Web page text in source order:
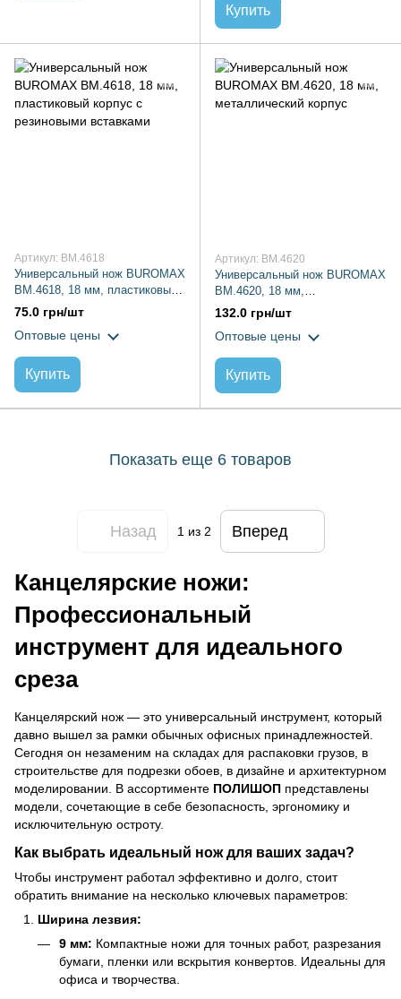
Купить
Артикул: BM.4618
Универсальный нож BUROMAX
BM.4618, 18 мм, пластиковый
корпус с резиновыми
вставками
75.0 грн/шт
Оптовые цены
Купить
Артикул: BM.4620
Универсальный нож BUROMAX
BM.4620, 18 мм,
металлический корпус
132.0 грн/шт
Оптовые цены
Купить
Показать еще 6 товаров
Назад 1из 2 Вперед
Канцелярские ножи:
Профессиональный
инструмент для идеального
среза
Канцелярский нож — это универсальный инструмент, который
давно вышел за рамки обычных офисных принадлежностей.
Сегодня он незаменим на складах для распаковки грузов, в
строительстве для подрезки обоев, в дизайне и архитектурном
моделировании. В ассортименте ПОЛИШОП представлены
модели, сочетающие в себе безопасность, эргономику и
исключительную остроту.
Как выбрать идеальный нож для ваших задач?
Чтобы инструмент работал эффективно и долго, стоит
обратить внимание на несколько ключевых параметров:
Ширина лезвия:
9 мм: Компактные ножи для точных работ, разрезания
бумаги, пленки или вскрытия конвертов. Идеальны для
офиса и творчества.